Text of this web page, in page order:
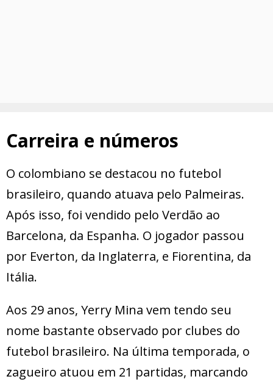
Carreira e números
O colombiano se destacou no futebol
brasileiro, quando atuava pelo Palmeiras.
Após isso, foi vendido pelo Verdão ao
Barcelona, da Espanha. O jogador passou
por Everton, da Inglaterra, e Fiorentina, da
Itália.
Aos 29 anos, Yerry Mina vem tendo seu
nome bastante observado por clubes do
futebol brasileiro. Na última temporada, o
zagueiro atuou em 21 partidas, marcando